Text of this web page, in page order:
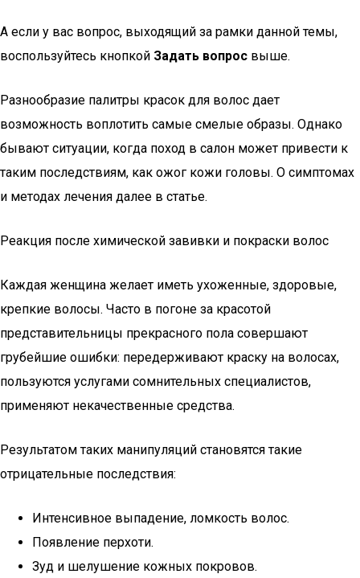
А если у вас вопрос, выходящий за рамки данной темы,
воспользуйтесь кнопкой Задать вопрос выше.
Разнообразие палитры красок для волос дает
возможность воплотить самые смелые образы. Однако
бывают ситуации, когда поход в салон может привести к
таким последствиям, как ожог кожи головы. О симптомах
и методах лечения далее в статье.
Реакция после химической завивки и покраски волос
Каждая женщина желает иметь ухоженные, здоровые,
крепкие волосы. Часто в погоне за красотой
представительницы прекрасного пола совершают
грубейшие ошибки: передерживают краску на волосах,
пользуются услугами сомнительных специалистов,
применяют некачественные средства.
Результатом таких манипуляций становятся такие
отрицательные последствия:
Интенсивное выпадение, ломкость волос.
Появление перхоти.
Зуд и шелушение кожных покровов.